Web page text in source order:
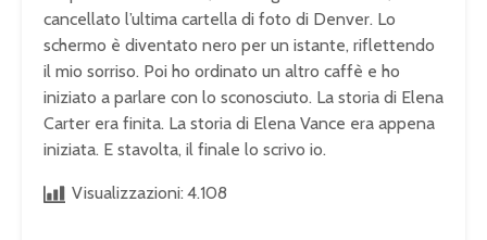
cancellato l’ultima cartella di foto di Denver. Lo
schermo è diventato nero per un istante, riflettendo
il mio sorriso. Poi ho ordinato un altro caffè e ho
iniziato a parlare con lo sconosciuto. La storia di Elena
Carter era finita. La storia di Elena Vance era appena
iniziata. E stavolta, il finale lo scrivo io.
Visualizzazioni: 4.108